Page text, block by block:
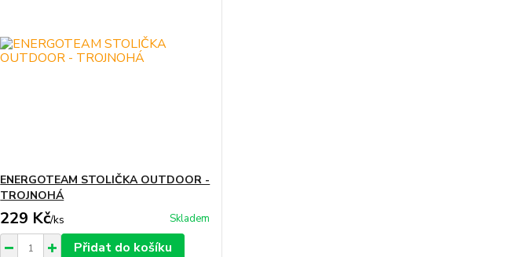
ENERGOTEAM STOLIČKA OUTDOOR -
TROJNOHÁ
229 Kč/ks Skladem
Přidat do košíku